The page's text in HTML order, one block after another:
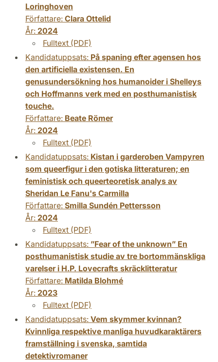
Loringhoven
Författare: Clara Ottelid
År: 2024
Fulltext (PDF)
Kandidatuppsats: På spaning efter agensen hos
den artificiella existensen. En
genusundersökning hos humanoider i Shelleys
och Hoffmanns verk med en posthumanistisk
touche.
Författare: Beate Römer
År: 2024
Fulltext (PDF)
Kandidatuppsats: Kistan i garderoben Vampyren
som queerfigur i den gotiska litteraturen; en
feministisk och queerteoretisk analys av
Sheridan Le Fanu's Carmilla
Författare: Smilla Sundén Pettersson
År: 2024
Fulltext (PDF)
Kandidatuppsats: ”Fear of the unknown” En
posthumanistisk studie av tre bortommänskliga
varelser i H.P. Lovecrafts skräcklitteratur
Författare: Matilda Blohmé
År: 2023
Fulltext (PDF)
Kandidatuppsats: Vem skymmer kvinnan?
Kvinnliga respektive manliga huvudkaraktärers
framställning i svenska, samtida
detektivromaner